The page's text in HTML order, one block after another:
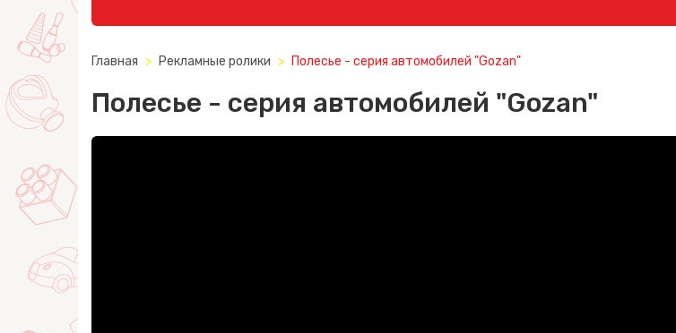
Главная Рекламные ролики Полесье - серия автомобилей "Gozan"
Полесье - серия автомобилей "Gozan"